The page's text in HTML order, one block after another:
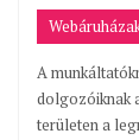
A
dolgozóiknak
területen a